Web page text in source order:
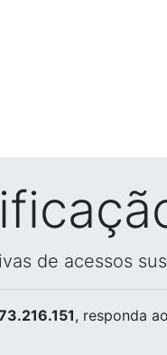
de acessos
, responda